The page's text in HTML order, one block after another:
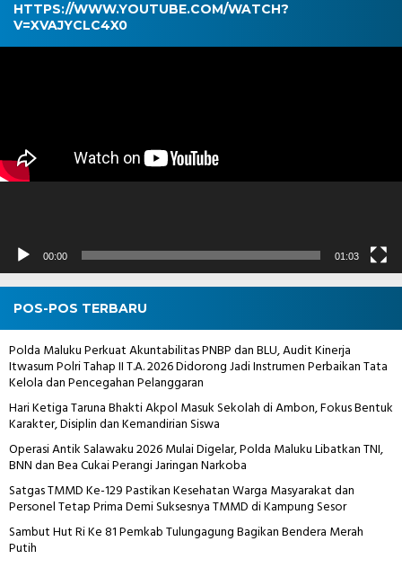
HTTPS://WWW.YOUTUBE.COM/WATCH?
V=XVAJYCLC4X0
Pemutar
00:00 01:03
POS-POS TERBARU
Polda Maluku Perkuat Akuntabilitas PNBP dan BLU, Audit Kinerja
Itwasum Polri Tahap II T.A. 2026 Didorong Jadi Instrumen Perbaikan Tata
Kelola dan Pencegahan Pelanggaran
Hari Ketiga Taruna Bhakti Akpol Masuk Sekolah di Ambon, Fokus Bentuk
Karakter, Disiplin dan Kemandirian Siswa
Operasi Antik Salawaku 2026 Mulai Digelar, Polda Maluku Libatkan TNI,
BNN dan Bea Cukai Perangi Jaringan Narkoba
Satgas TMMD Ke-129 Pastikan Kesehatan Warga Masyarakat dan
Personel Tetap Prima Demi Suksesnya TMMD di Kampung Sesor
Sambut Hut Ri Ke 81 Pemkab Tulungagung Bagikan Bendera Merah
Putih